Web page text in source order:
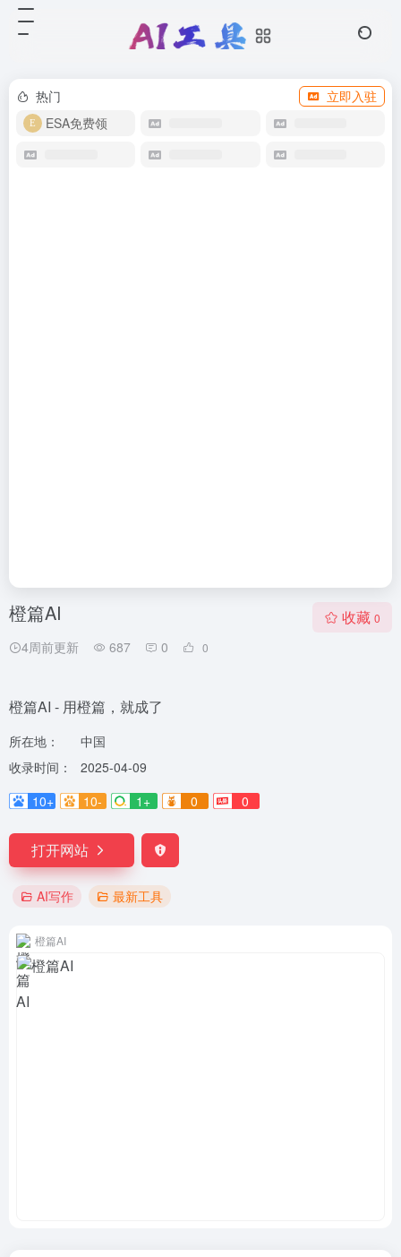
热门
立即入驻
ESA免费领
橙篇AI
4周前更新 687 0 0
收藏 0
橙篇AI - 用橙篇，就成了
所在地：
中国
收录时间：
2025-04-09
10+
10- 1+ 0 0
打开网站
AI写作 最新工具
橙篇AI